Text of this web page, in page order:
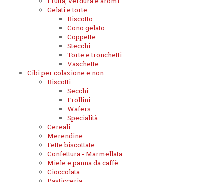
Gelati e torte
Biscotto
Cono gelato
Coppette
Stecchi
Torte e tronchetti
Vaschette
Cibi per colazione e non
Biscotti
Secchi
Frollini
Wafers
Specialità
Cereali
Merendine
Fette biscottate
Confettura - Marmellata
Miele e panna da caffè
Cioccolata